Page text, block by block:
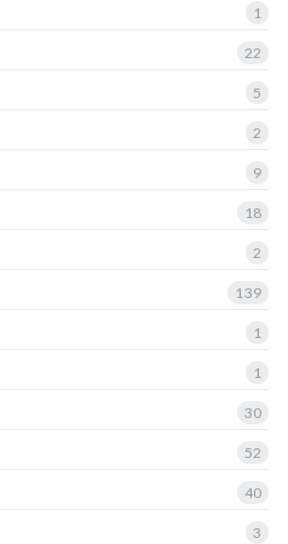
1
22
5
2
9
18
2
139
1
1
30
52
40
3